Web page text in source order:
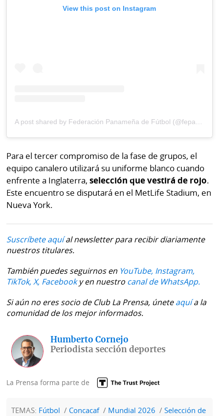
View this post on Instagram
Para el tercer compromiso de la fase de grupos, el
equipo canalero utilizará su uniforme blanco cuando
enfrente a Inglaterra,selección que vestirá de rojo.
Este encuentro se disputará en el MetLife Stadium, en
Nueva York.
Suscríbete aquíal newsletter para recibir diariamente
nuestros titulares.
También puedes seguirnos en YouTube, Instagram,
TikTok, X, Facebooky en nuestro canal de WhatsApp.
Si aún no eres socio de Club La Prensa, úneteaquía la
comunidad de los mejor informados.
Humberto Cornejo
Periodista sección deportes
La Prensa forma parte de
TEMAS: Fútbol Concacaf Mundial 2026
Selección de